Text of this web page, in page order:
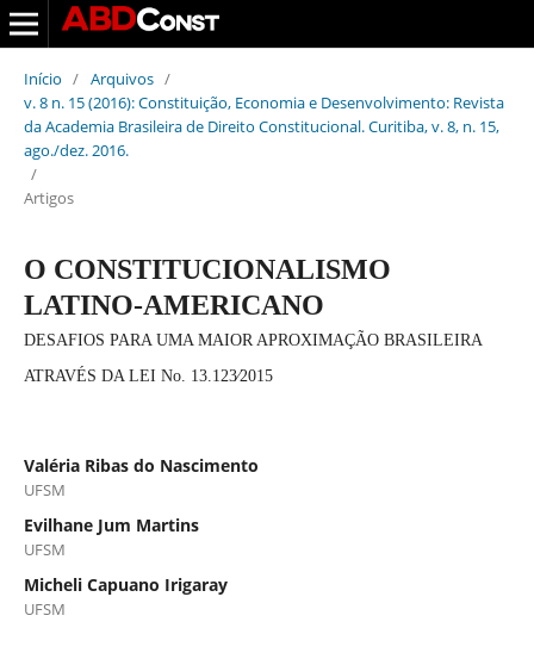
Início / Arquivos /
v. 8 n. 15 (2016): Constituição, Economia e Desenvolvimento: Revista
da Academia Brasileira de Direito Constitucional. Curitiba, v. 8, n. 15,
ago./dez. 2016.
/
Artigos
O CONSTITUCIONALISMO
LATINO-AMERICANO
DESAFIOS PARA UMA MAIOR APROXIMAÇÃO BRASILEIRA
ATRAVÉS DA LEI No. 13.123∕2015
Valéria Ribas do Nascimento
UFSM
Evilhane Jum Martins
UFSM
Micheli Capuano Irigaray
UFSM